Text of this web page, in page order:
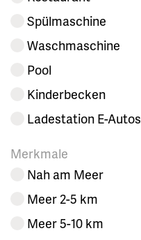
Spülmaschine
Waschmaschine
Pool
Kinderbecken
Ladestation E-Autos
Merkmale
Nah am Meer
Meer 2-5 km
Meer 5-10 km